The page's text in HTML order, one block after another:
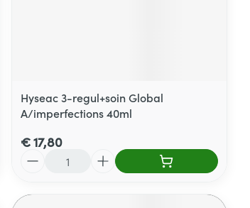
Hyseac 3-regul+soin Global
A/imperfections 40ml
€ 17,80